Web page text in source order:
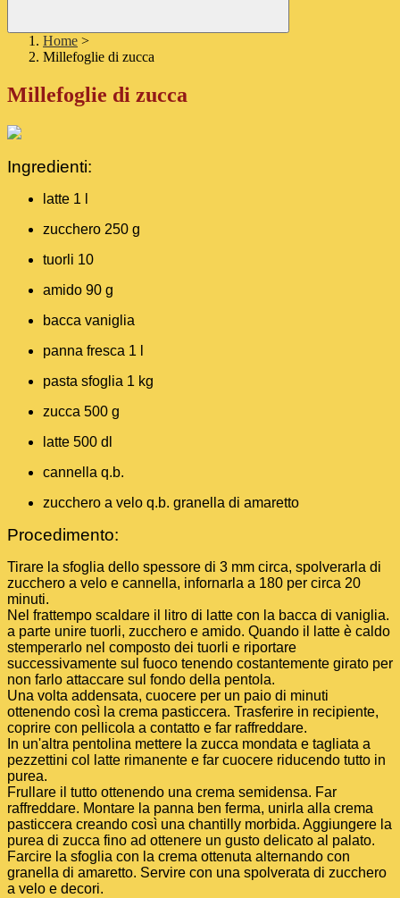
Home >
Millefoglie di zucca
Millefoglie di zucca
Ingredienti:
latte 1 l
zucchero 250 g
tuorli 10
amido 90 g
bacca vaniglia
panna fresca 1 l
pasta sfoglia 1 kg
zucca 500 g
latte 500 dl
cannella q.b.
zucchero a velo q.b. granella di amaretto
Procedimento:
Tirare la sfoglia dello spessore di 3 mm circa, spolverarla di
zucchero a velo e cannella, infornarla a 180 per circa 20
minuti.
Nel frattempo scaldare il litro di latte con la bacca di vaniglia.
a parte unire tuorli, zucchero e amido. Quando il latte è caldo
stemperarlo nel composto dei tuorli e riportare
successivamente sul fuoco tenendo costantemente girato per
non farlo attaccare sul fondo della pentola.
Una volta addensata, cuocere per un paio di minuti
ottenendo così la crema pasticcera. Trasferire in recipiente,
coprire con pellicola a contatto e far raffreddare.
In un'altra pentolina mettere la zucca mondata e tagliata a
pezzettini col latte rimanente e far cuocere riducendo tutto in
purea.
Frullare il tutto ottenendo una crema semidensa. Far
raffreddare. Montare la panna ben ferma, unirla alla crema
pasticcera creando così una chantilly morbida. Aggiungere la
purea di zucca fino ad ottenere un gusto delicato al palato.
Farcire la sfoglia con la crema ottenuta alternando con
granella di amaretto. Servire con una spolverata di zucchero
a velo e decori.